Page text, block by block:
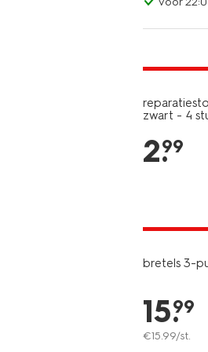
zwart - 4
2.
99
bretels 3-
15.
99
€15.99/st.